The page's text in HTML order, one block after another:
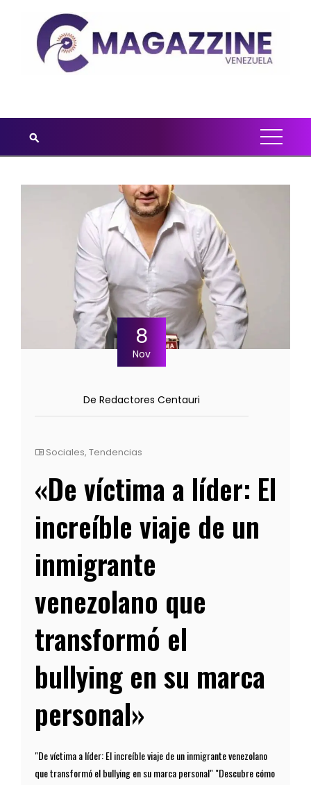
8
Nov
De Redactores Centauri
Sociales, Tendencias
«De víctima a líder: El
increíble viaje de un
inmigrante
venezolano que
transformó el
bullying en su marca
personal»
"De víctima a líder: El increíble viaje de un inmigrante venezolano
que transformó el bullying en su marca personal" "Descubre cómo